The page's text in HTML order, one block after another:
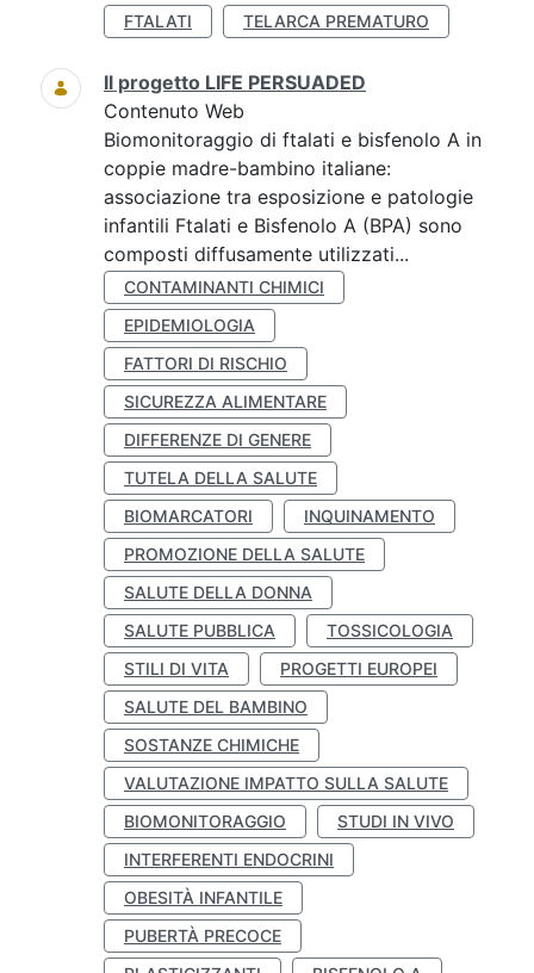
FTALATI
TELARCA PREMATURO
Il progetto LIFE PERSUADED
Contenuto Web
Biomonitoraggio di ftalati e bisfenolo A in
coppie madre-bambino italiane:
associazione tra esposizione e patologie
infantili Ftalati e Bisfenolo A (BPA) sono
composti diffusamente utilizzati...
CONTAMINANTI CHIMICI
EPIDEMIOLOGIA
FATTORI DI RISCHIO
SICUREZZA ALIMENTARE
DIFFERENZE DI GENERE
TUTELA DELLA SALUTE
BIOMARCATORI
INQUINAMENTO
PROMOZIONE DELLA SALUTE
SALUTE DELLA DONNA
SALUTE PUBBLICA
TOSSICOLOGIA
STILI DI VITA
PROGETTI EUROPEI
SALUTE DEL BAMBINO
SOSTANZE CHIMICHE
VALUTAZIONE IMPATTO SULLA SALUTE
BIOMONITORAGGIO
STUDI IN VIVO
INTERFERENTI ENDOCRINI
OBESITÀ INFANTILE
PUBERTÀ PRECOCE